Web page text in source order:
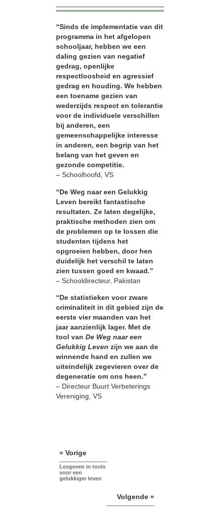
“Sinds de implementatie van dit
programma in het afgelopen
schooljaar, hebben we een
daling gezien van negatief
gedrag, openlijke
respectloosheid en agressief
gedrag en houding. We hebben
een toename gezien van
wederzijds respect en tolerantie
voor de individuele verschillen
bij anderen, een
gemeenschappelijke interesse
in anderen, een begrip van het
belang van het geven en
gezonde competitie.
– Schoolhoofd, VS
“De Weg naar een Gelukkig
Leven bereikt fantastische
resultaten. Ze laten degelijke,
praktische methoden zien om
de problemen op te lossen die
studenten tijdens het
opgroeien hebben, door hen
duidelijk het verschil te laten
zien tussen goed en kwaad.”
– Schooldirecteur, Pakistan
“De statistieken voor zware
criminaliteit in dit gebied zijn de
eerste vier maanden van het
jaar aanzienlijk lager. Met de
tool van De Weg naar een
Gelukkig Leven zijn we aan de
winnende hand en zullen we
uiteindelijk zegevieren over de
degeneratie om ons heen.”
– Directeur Buurt Verbeterings
Vereniging, VS
« Vorige
Lesgeven in tools
voor een
gelukkiger leven
Volgende »